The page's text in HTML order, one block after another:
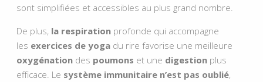
sont simplifiées et accessibles au plus grand nombre.
De plus, la respirationprofonde qui accompagne
les exercices de yogadu rire favorise une meilleure
oxygénationdes poumons et une digestionplus
efficace. Le système immunitaire n’est pas oublié,